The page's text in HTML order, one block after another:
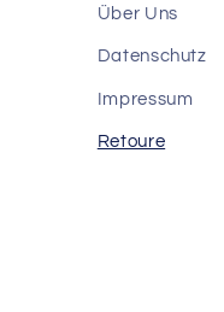
Über Uns
Datenschutz
Impressum
Retoure